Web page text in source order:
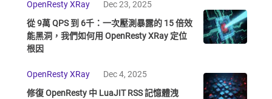
OpenResty XRay
Dec 23, 2025
從 9萬 QPS 到 6千：一次壓測暴露的 15 倍效
能黑洞，我們如何用 OpenResty XRay 定位
根因
OpenResty XRay
Dec 4, 2025
修復 OpenResty 中 LuaJIT RSS 記憶體洩